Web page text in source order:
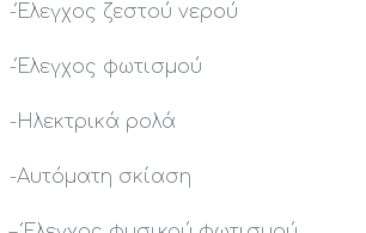
-Έλεγχος ζεστού νερού
-Έλεγχος φωτισμού
-Ηλεκτρικά ρολά
-Αυτόματη σκίαση